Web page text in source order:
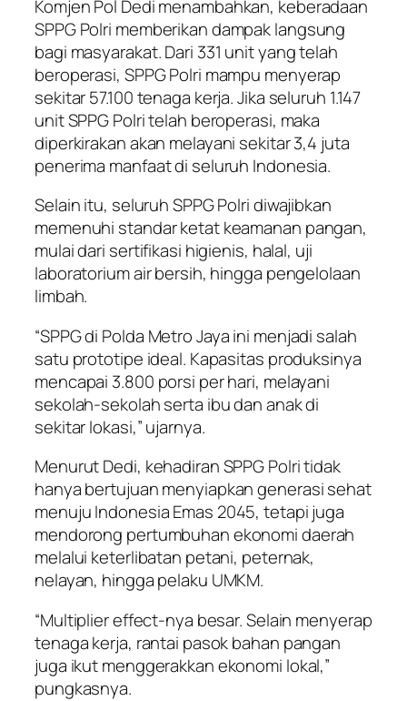
Komjen Pol Dedi menambahkan, keberadaan
SPPG Polri memberikan dampak langsung
bagi masyarakat. Dari 331 unit yang telah
beroperasi, SPPG Polri mampu menyerap
sekitar 57.100 tenaga kerja. Jika seluruh 1.147
unit SPPG Polri telah beroperasi, maka
diperkirakan akan melayani sekitar 3,4 juta
penerima manfaat di seluruh Indonesia.
Selain itu, seluruh SPPG Polri diwajibkan
memenuhi standar ketat keamanan pangan,
mulai dari sertifikasi higienis, halal, uji
laboratorium air bersih, hingga pengelolaan
limbah.
“SPPG di Polda Metro Jaya ini menjadi salah
satu prototipe ideal. Kapasitas produksinya
mencapai 3.800 porsi per hari, melayani
sekolah-sekolah serta ibu dan anak di
sekitar lokasi,” ujarnya.
Menurut Dedi, kehadiran SPPG Polri tidak
hanya bertujuan menyiapkan generasi sehat
menuju Indonesia Emas 2045, tetapi juga
mendorong pertumbuhan ekonomi daerah
melalui keterlibatan petani, peternak,
nelayan, hingga pelaku UMKM.
“Multiplier effect-nya besar. Selain menyerap
tenaga kerja, rantai pasok bahan pangan
juga ikut menggerakkan ekonomi lokal,”
pungkasnya.